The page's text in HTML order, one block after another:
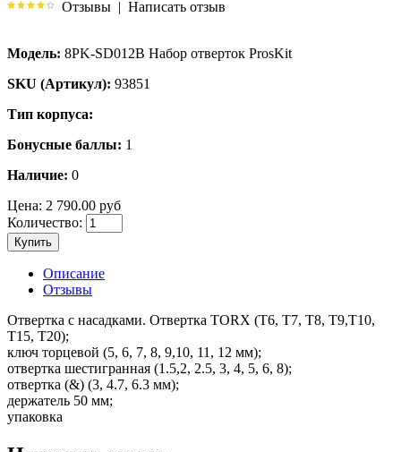
Отзывы | Написать отзыв
Модель: 8PK-SD012B Набор отверток ProsKit
SKU (Артикул): 93851
Тип корпуса:
Бонусные баллы: 1
Наличие: 0
Цена: 2 790.00 руб
Количество:
Купить
Описание
Отзывы
Отвертка с насадками. Отвертка TORX (T6, T7, T8, T9,T10,
T15, T20);
ключ торцевой (5, 6, 7, 8, 9,10, 11, 12 мм);
отвертка шестигранная (1.5,2, 2.5, 3, 4, 5, 6, 8);
отвертка (&) (3, 4.7, 6.3 мм);
держатель 50 мм;
упаковка